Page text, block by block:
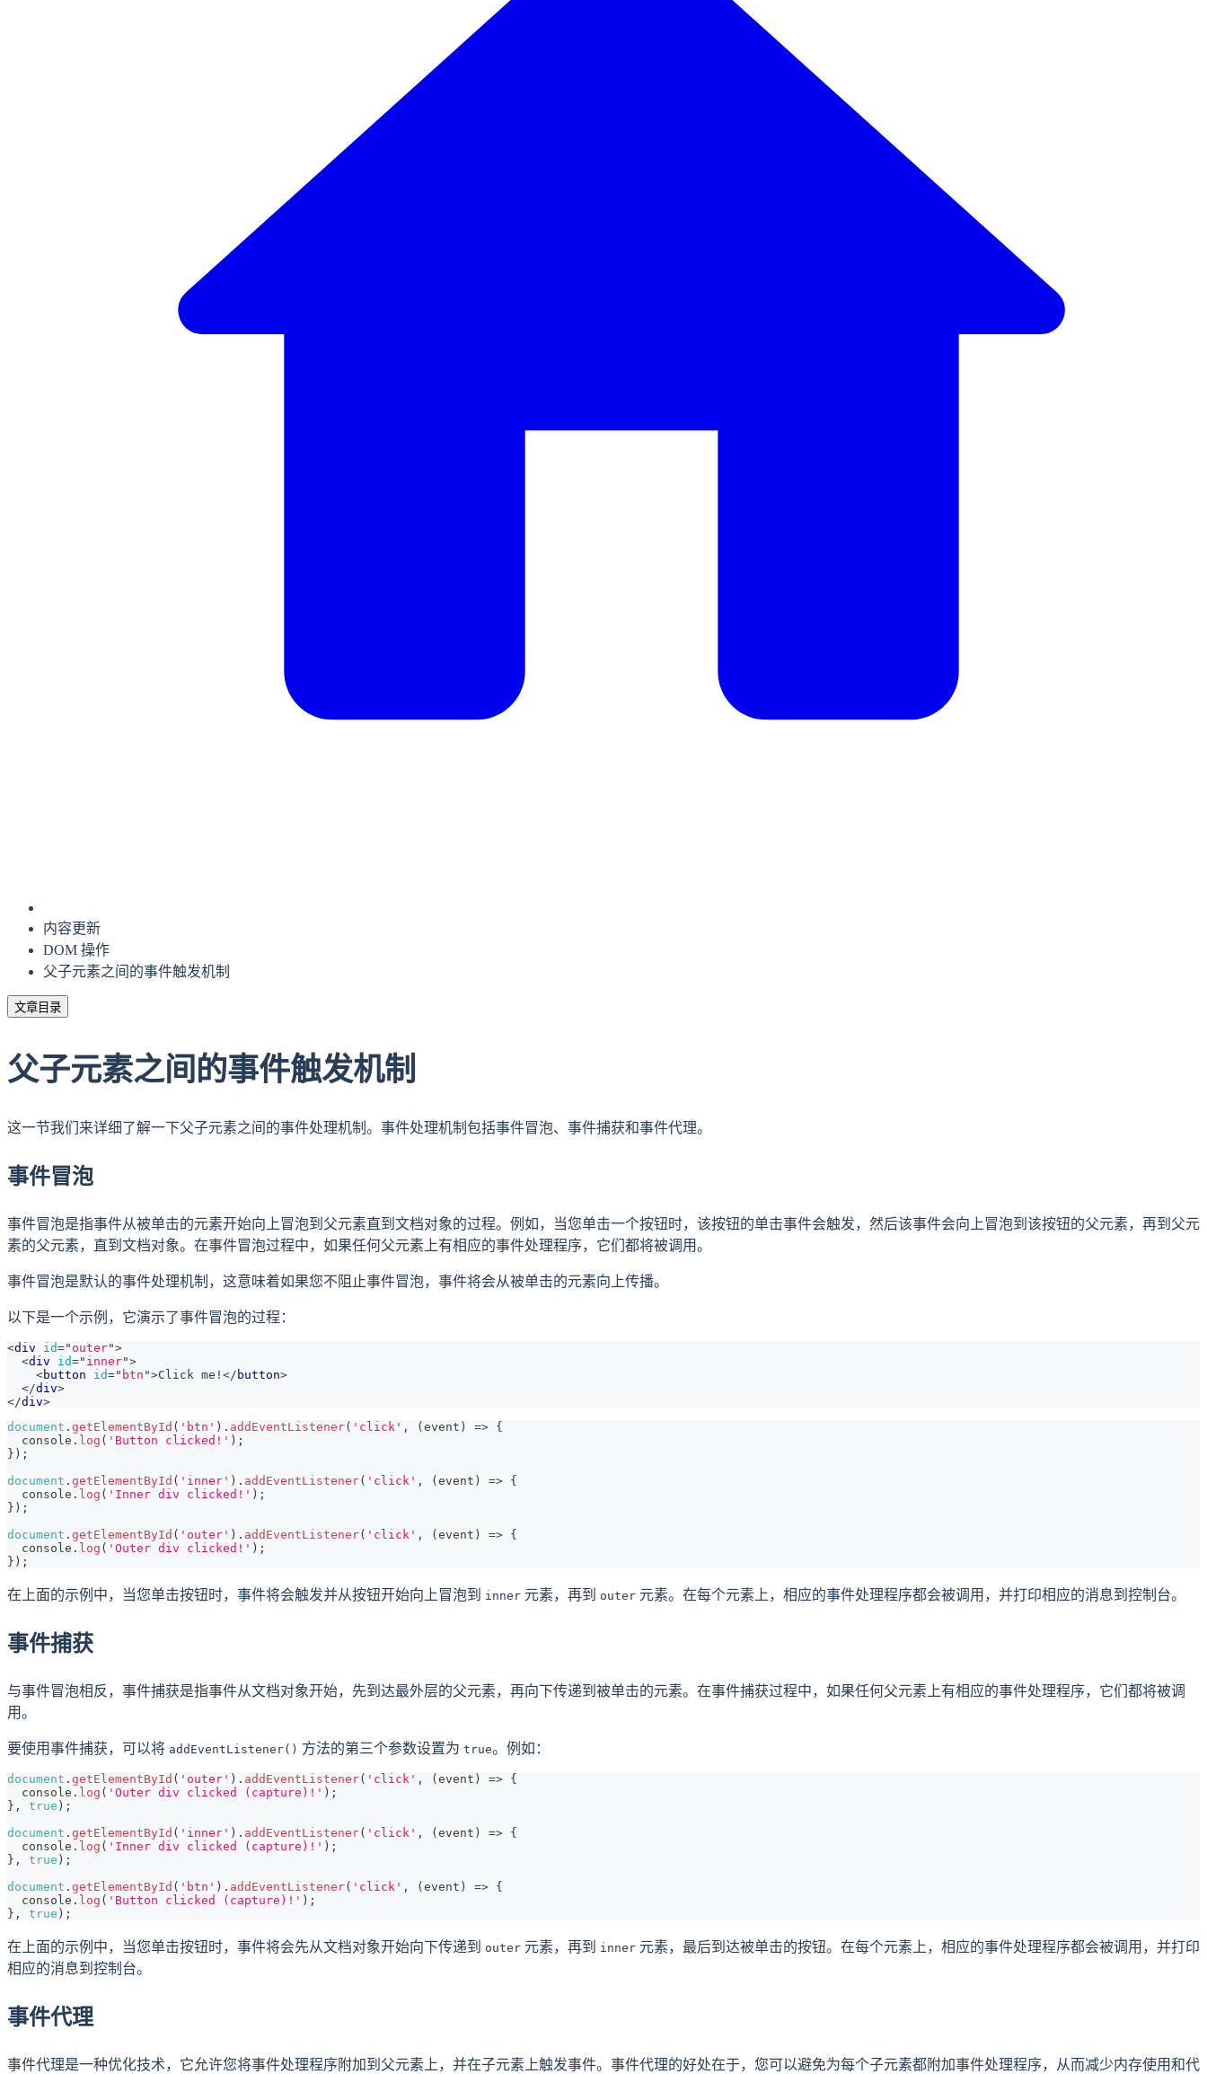
内容更新
DOM 操作
父子元素之间的事件触发机制
文章目录
父子元素之间的事件触发机制
这一节我们来详细了解一下父子元素之间的事件处理机制。事件处理机制包括事件冒泡、事件捕获和事件代理。
事件冒泡
事件冒泡是指事件从被单击的元素开始向上冒泡到父元素直到文档对象的过程。例如，当您单击一个按钮时，该按钮的单击事件会触发，然后该事件会向上冒泡到该按钮的父元素，再到父元
素的父元素，直到文档对象。在事件冒泡过程中，如果任何父元素上有相应的事件处理程序，它们都将被调用。
事件冒泡是默认的事件处理机制，这意味着如果您不阻止事件冒泡，事件将会从被单击的元素向上传播。
以下是一个示例，它演示了事件冒泡的过程：
<div id=" outer">
<div id=" inner">
<button id=" btn ">Click me! </ button>
</div>
</div>
document . getElementById ( 'btn' ) . addEventListener( 'click' , ( event ) => {
console . log ( 'Button clicked!' ) ;
} ) ;
document . getElementById ( 'inner' ) . addEventListener( 'click' , ( event ) => {
console . log ( 'Inner div clicked!' ) ;
} ) ;
document . getElementById ( 'outer' ) . addEventListener( 'click' , ( event ) => {
console . log ( 'Outer div clicked!' ) ;
} ) ;
在上面的示例中，当您单击按钮时，事件将会触发并从按钮开始向上冒泡到 inner 元素，再到 outer 元素。在每个元素上，相应的事件处理程序都会被调用，并打印相应的消息到控制台。
事件捕获
与事件冒泡相反，事件捕获是指事件从文档对象开始，先到达最外层的父元素，再向下传递到被单击的元素。在事件捕获过程中，如果任何父元素上有相应的事件处理程序，它们都将被调
用。
要使用事件捕获，可以将 addEventListener() 方法的第三个参数设置为 true。例如：
document . getElementById ( 'outer' ) . addEventListener( 'click' , ( event ) => {
console . log ( 'Outer div clicked (capture)!' ) ;
} , true ) ;
document . getElementById ( 'inner' ) . addEventListener( 'click' , ( event ) => {
console . log ( 'Inner div clicked (capture)!' ) ;
} , true ) ;
document . getElementById ( 'btn' ) . addEventListener( 'click' , ( event ) => {
console . log ( 'Button clicked (capture)!' ) ;
} , true ) ;
在上面的示例中，当您单击按钮时，事件将会先从文档对象开始向下传递到 outer 元素，再到 inner 元素，最后到达被单击的按钮。在每个元素上，相应的事件处理程序都会被调用，并打印
相应的消息到控制台。
事件代理
事件代理是一种优化技术，它允许您将事件处理程序附加到父元素上，并在子元素上触发事件。事件代理的好处在于，您可以避免为每个子元素都附加事件处理程序，从而减少内存使用和代